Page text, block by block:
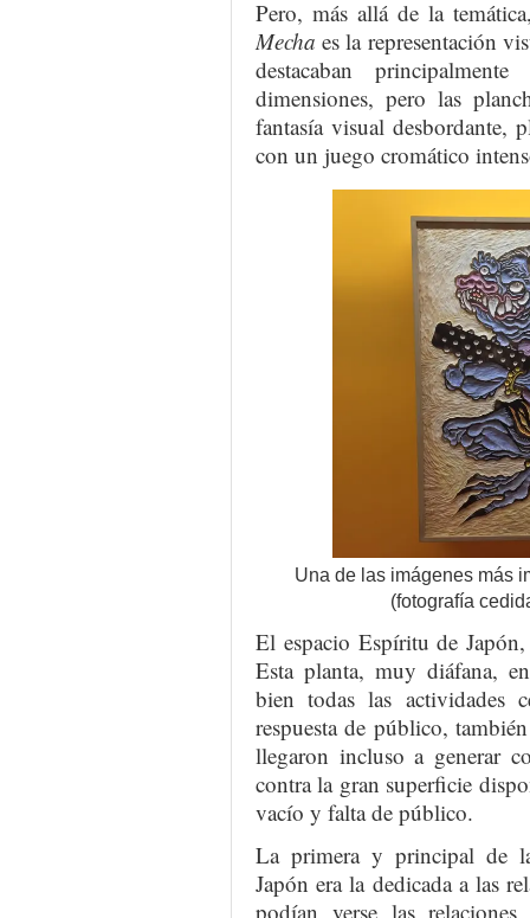
Pero, más allá de la
Mechaes la representación
destacaban
dimensiones, pero las
fantasía visual desbordante,
con un juego cromático
Una de las imágenes más
(fotografía
El espacio Espíritu de
Esta planta, muy diáfana,
bien todas las actividades
respuesta de público,
llegaron incluso a generar
contra la gran superficie
vacío y falta de público.
La primera y principal de
Japón era la dedicada a las
podían verse las